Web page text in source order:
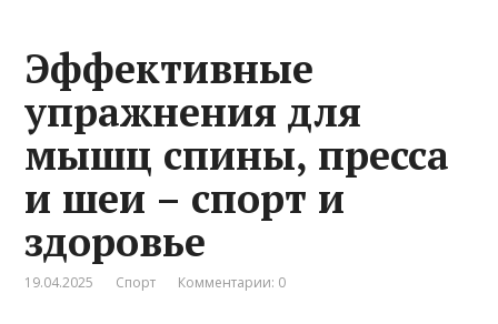
Эффективные
упражнения для
мышц спины, пресса
и шеи – спорт и
здоровье
19.04.2025 Спорт Комментарии: 0